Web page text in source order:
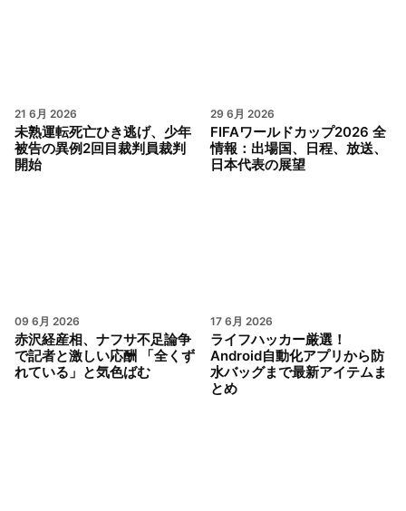
21 6月 2026
未熟運転死亡ひき逃げ、少年
被告の異例2回目裁判員裁判
開始
29 6月 2026
FIFAワールドカップ2026 全
情報：出場国、日程、放送、
日本代表の展望
09 6月 2026
赤沢経産相、ナフサ不足論争
で記者と激しい応酬 「全くず
れている」と気色ばむ
17 6月 2026
ライフハッカー厳選！
Android自動化アプリから防
水バッグまで最新アイテムま
とめ